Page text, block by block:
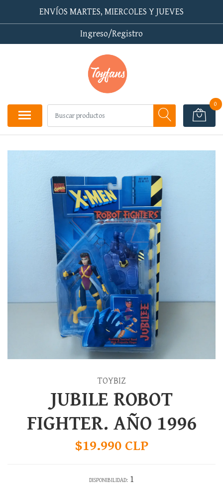
ENVÍOS MARTES, MIERCOLES Y JUEVES
Ingreso/Registro
0
TOYBIZ
JUBILE ROBOT
FIGHTER. AÑO 1996
$19.990 CLP
DISPONIBILIDAD: 1